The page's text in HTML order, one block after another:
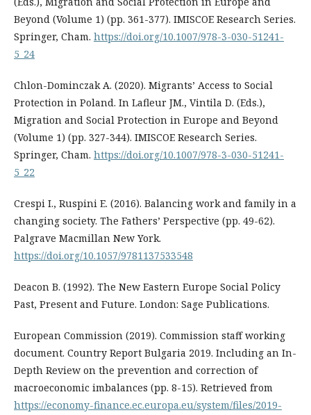
Beyond (Volume 1) (pp. 361-377). IMISCOE Research Series.
Springer, Cham. https://doi.org/10.1007/978-3-030-51241-
5_24
Chlon-Dominczak A. (2020). Migrants’ Access to Social
Protection in Poland. In Lafleur JM., Vintila D. (Eds.),
Migration and Social Protection in Europe and Beyond
(Volume 1) (pp. 327-344). IMISCOE Research Series.
Springer, Cham. https://doi.org/10.1007/978-3-030-51241-
5_22
Crespi I., Ruspini E. (2016). Balancing work and family in a
changing society. The Fathers’ Perspective (pp. 49-62).
Palgrave Macmillan New York.
https://doi.org/10.1057/9781137533548
Deacon B. (1992). The New Eastern Europe Social Policy
Past, Present and Future. London: Sage Publications.
European Commission (2019). Commission staff working
document. Country Report Bulgaria 2019. Including an In-
Depth Review on the prevention and correction of
macroeconomic imbalances (pp. 8-15). Retrieved from
https://economy-finance.ec.europa.eu/system/files/2019-